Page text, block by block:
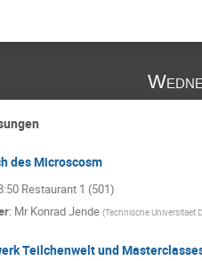
des Microscosm
Restaurant 1 (501)
: MrKonrad Jende (Technische Universitaet
Teilchenwelt und